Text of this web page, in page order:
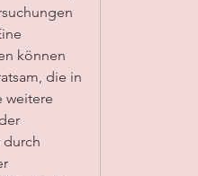
können
die in
weitere
durch